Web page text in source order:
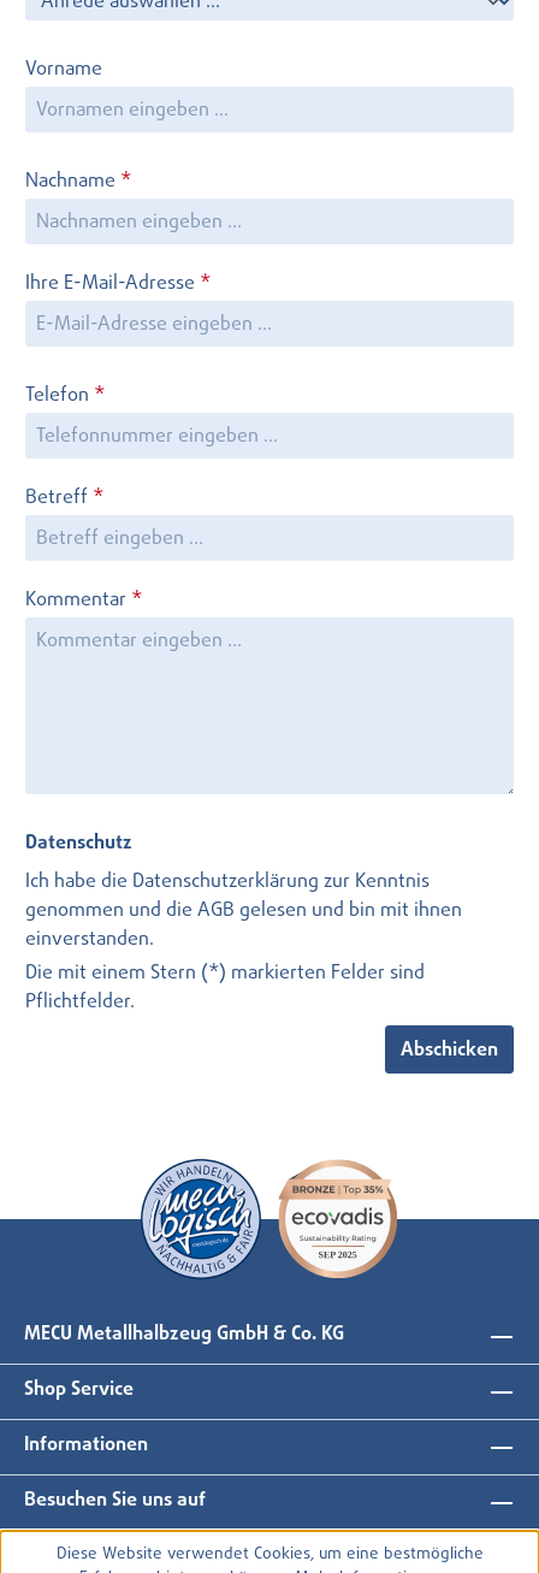
Vorname
Nachname *
Ihre E-Mail-Adresse *
Telefon *
Betreff *
Kommentar *
Datenschutz
Ich habe die Datenschutzerklärung zur Kenntnis
genommen und die AGB gelesen und bin mit ihnen
einverstanden.
Die mit einem Stern (*) markierten Felder sind
Pflichtfelder.
Abschicken
MECU Metallhalbzeug GmbH & Co. KG
Shop Service
Informationen
Besuchen Sie uns auf
Diese Website verwendet Cookies, um eine bestmögliche